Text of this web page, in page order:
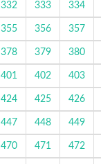
332 333 334
355 356 357
378 379 380
401 402 403
424 425 426
447 448 449
470 471 472